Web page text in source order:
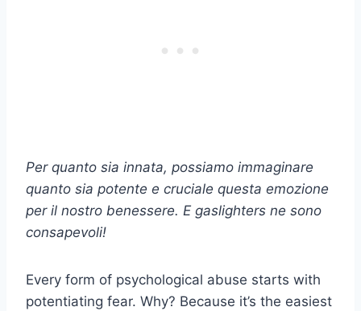
Per quanto sia innata, possiamo immaginare
quanto sia potente e cruciale questa emozione
per il nostro benessere. E gaslighters ne sono
consapevoli!
Every form of psychological abuse starts with
potentiating fear. Why? Because it’s the easiest